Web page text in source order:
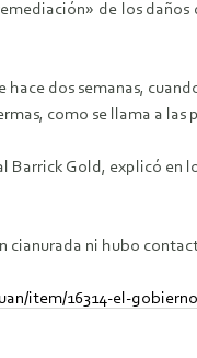
de los
hace dos semanas,
como se llama a
Gold, explicó en
cianurada ni hubo
item/16314-el-